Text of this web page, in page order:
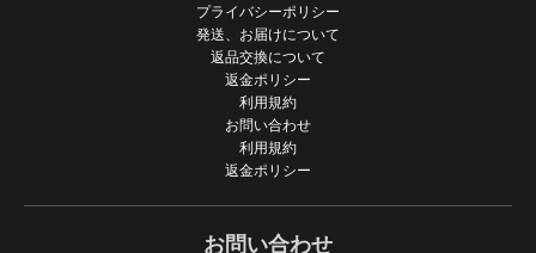
プライバシーポリシー
発送、お届けについて
返品交換について
返金ポリシー
利用規約
お問い合わせ
利用規約
返金ポリシー
お問い合わせ